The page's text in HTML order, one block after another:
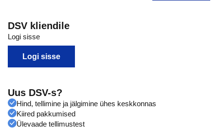
DSV kliendile
Logi sisse
Logi sisse
Uus DSV-s?
Hind, tellimine ja jälgimine ühes keskkonnas
Kiired pakkumised
Ülevaade tellimustest